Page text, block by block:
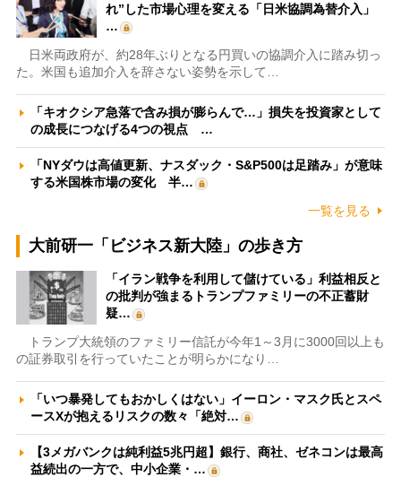
れ”した市場心理を変える「日米協調為替介入」
…
日米両政府が、約28年ぶりとなる円買いの協調介入に踏み切っ
た。米国も追加介入を辞さない姿勢を示して…
「キオクシア急落で含み損が膨らんで…」損失を投資家として
の成長につなげる4つの視点 …
「NYダウは高値更新、ナスダック・S&P500は足踏み」が意味
する米国株市場の変化 半…
一覧を見る
大前研一「ビジネス新大陸」の歩き方
「イラン戦争を利用して儲けている」利益相反と
の批判が強まるトランプファミリーの不正蓄財
疑…
トランプ大統領のファミリー信託が今年1～3月に3000回以上も
の証券取引を行っていたことが明らかになり…
「いつ暴発してもおかしくはない」イーロン・マスク氏とスペ
ースXが抱えるリスクの数々「絶対…
【3メガバンクは純利益5兆円超】銀行、商社、ゼネコンは最高
益続出の一方で、中小企業・…